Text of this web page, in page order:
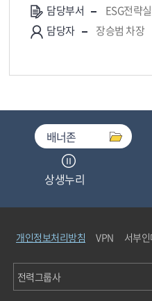
담당부서
ESG전략실
담당자
장승범 차장
배너존
상생누리
중소기업기술마켓
청탁금지법통합검색
개인정보처리방침 VPN 서부